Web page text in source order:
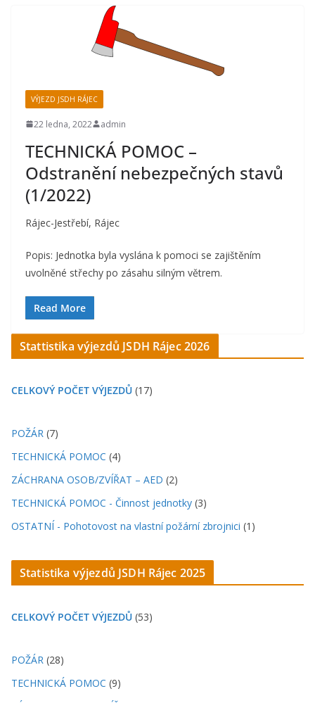
VÝJEZD JSDH RÁJEC
22 ledna, 2022 admin
TECHNICKÁ POMOC –
Odstranění nebezpečných stavů
(1/2022)
Rájec-Jestřebí, Rájec
Popis: Jednotka byla vyslána k pomoci se zajištěním
uvolněné střechy po zásahu silným větrem.
Read More
Stattistika výjezdů JSDH Rájec 2026
CELKOVÝ POČET VÝJEZDŮ (17)
POŽÁR (7)
TECHNICKÁ POMOC (4)
ZÁCHRANA OSOB/ZVÍŘAT – AED (2)
TECHNICKÁ POMOC - Činnost jednotky (3)
OSTATNÍ - Pohotovost na vlastní požární zbrojnici (1)
Statistika výjezdů JSDH Rájec 2025
CELKOVÝ POČET VÝJEZDŮ (53)
POŽÁR (28)
TECHNICKÁ POMOC (9)